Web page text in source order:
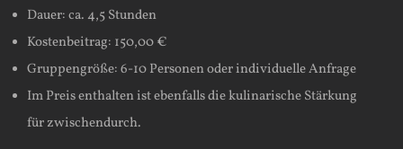
Dauer: ca. 4,5 Stunden
Kostenbeitrag: 150,00 €
Gruppengröße: 6-10 Personen oder individuelle Anfrage
Im Preis enthalten ist ebenfalls die kulinarische Stärkung
für zwischendurch.